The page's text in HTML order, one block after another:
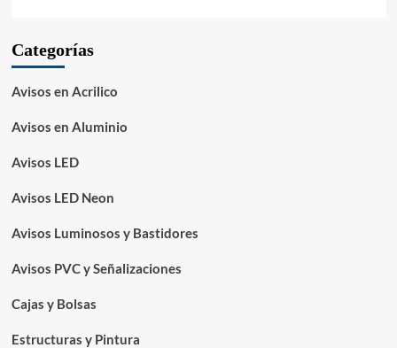
Categorías
Avisos en Acrilico
Avisos en Aluminio
Avisos LED
Avisos LED Neon
Avisos Luminosos y Bastidores
Avisos PVC y Señalizaciones
Cajas y Bolsas
Estructuras y Pintura